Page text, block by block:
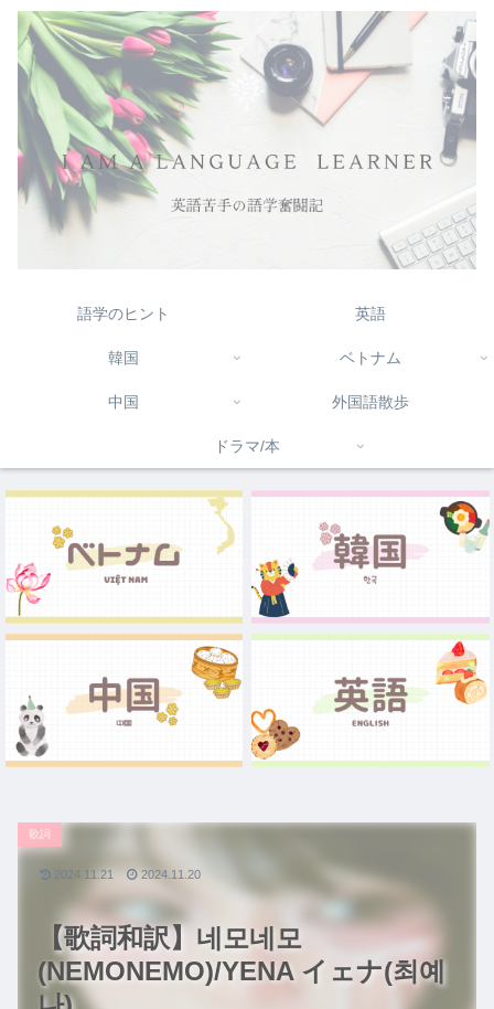
語学のヒント 英語
韓国 ベトナム
中国 外国語散歩
ドラマ/本
【歌詞和訳】네모네모
(NEMONEMO)/YENA イェナ(최예
歌詞
2024.11.21 2024.11.20